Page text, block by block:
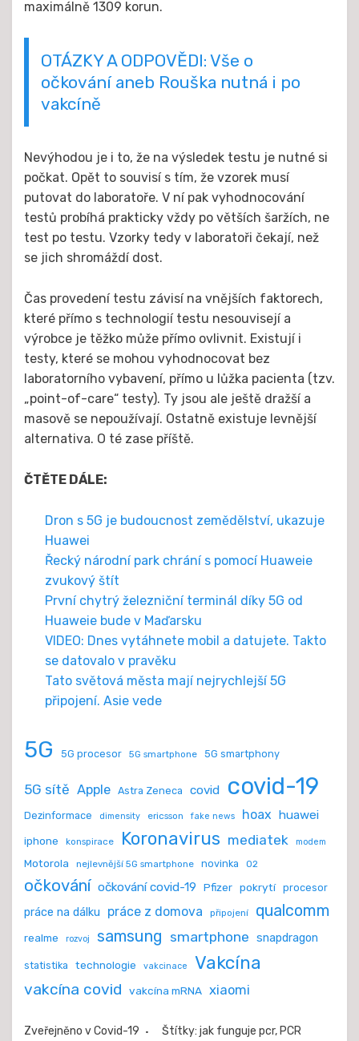
maximálně 1309 korun.
OTÁZKY A ODPOVĚDI: Vše o
očkování aneb Rouška nutná i po
vakcíně
Nevýhodou je i to, že na výsledek testu je nutné si
počkat. Opět to souvisí s tím, že vzorek musí
putovat do laboratoře. V ní pak vyhodnocování
testů probíhá prakticky vždy po větších šaržích, ne
test po testu. Vzorky tedy v laboratoři čekají, než
se jich shromáždí dost.
Čas provedení testu závisí na vnějších faktorech,
které přímo s technologií testu nesouvisejí a
výrobce je těžko může přímo ovlivnit. Existují i
testy, které se mohou vyhodnocovat bez
laboratorního vybavení, přímo u lůžka pacienta (tzv.
„point-of-care“ testy). Ty jsou ale ještě dražší a
masově se nepoužívají. Ostatně existuje levnější
alternativa. O té zase příště.
ČTĚTE DÁLE:
Dron s 5G je budoucnost zemědělství, ukazuje
Huawei
Řecký národní park chrání s pomocí Huaweie
zvukový štít
První chytrý železniční terminál díky 5G od
Huaweie bude v Maďarsku
VIDEO: Dnes vytáhnete mobil a datujete. Takto
se datovalo v pravěku
Tato světová města mají nejrychlejší 5G
připojení. Asie vede
5G 5G procesor 5G smartphone 5G smartphony
5G sítě Apple Astra Zeneca covid covid-19
Dezinformace dimensity ericsson fake news hoax huawei
iphone konspirace Koronavirus mediatek modem
Motorola nejlevnější 5G smartphone novinka O2
očkování očkování covid-19 Pfizer pokrytí procesor
práce na dálku práce z domova připojení qualcomm
realme rozvoj samsung smartphone snapdragon
statistika technologie vakcinace Vakcína
vakcína covid vakcína mRNA xiaomi
Zveřejněno vCovid-19 Štítky: jak funguje pcr, PCR